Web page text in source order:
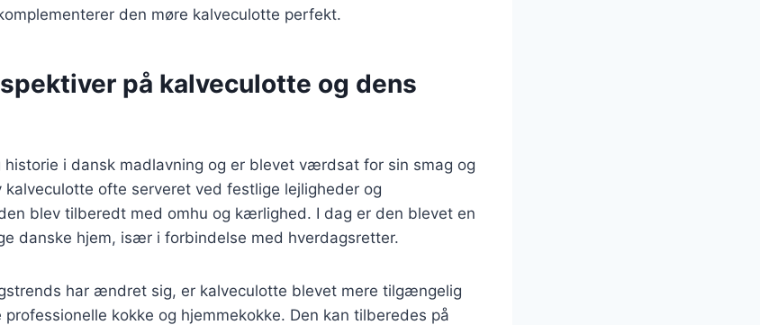
den møre kalveculotte perfekt.
på kalveculotte og dens
historie i dansk madlavning og er blevet værdsat for sin smag og
ofte serveret ved festlige lejligheder og
blev tilberedt med omhu og kærlighed. I dag er den blevet en
danske hjem, især i forbindelse med hverdagsretter.
har ændret sig, er kalveculotte blevet mere tilgængelig
kokke og hjemmekokke. Den kan tilberedes på